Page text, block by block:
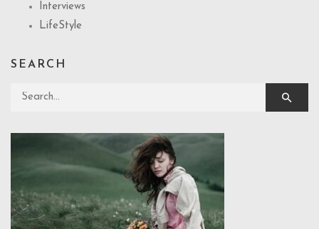
Interviews
LifeStyle
SEARCH
Search for: